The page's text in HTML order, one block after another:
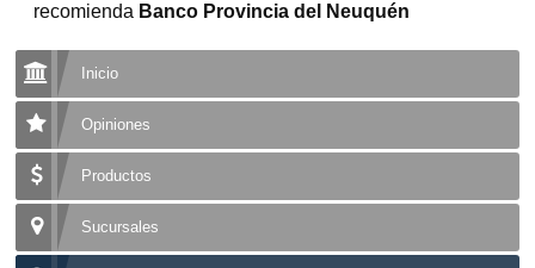
recomienda Banco Provincia del Neuquén
Inicio
Opiniones
Productos
Sucursales